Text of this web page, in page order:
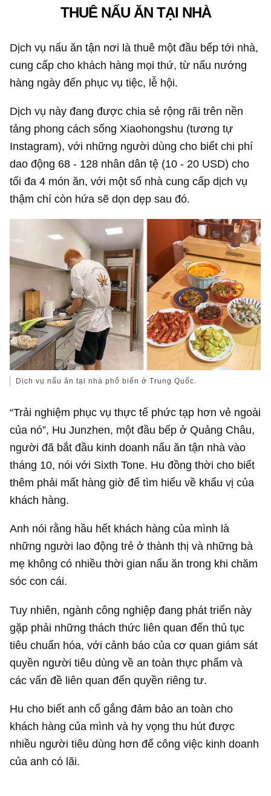
THUÊ NẤU ĂN TẠI NHÀ
Dịch vụ nấu ăn tận nơi là thuê một đầu bếp tới nhà,
cung cấp cho khách hàng mọi thứ, từ nấu nướng
hàng ngày đến phục vụ tiệc, lễ hội.
Dịch vụ này đang được chia sẻ rộng rãi trên nền
tảng phong cách sống Xiaohongshu (tương tự
Instagram), với những người dùng cho biết chi phí
dao động 68 - 128 nhân dân tệ (10 - 20 USD) cho
tối đa 4 món ăn, với một số nhà cung cấp dịch vụ
thậm chí còn hứa sẽ dọn dẹp sau đó.
Dịch vụ nấu ăn tại nhà phổ biến ở Trung Quốc.
“Trải nghiệm phục vụ thực tế phức tạp hơn vẻ ngoài
của nó”, Hu Junzhen, một đầu bếp ở Quảng Châu,
người đã bắt đầu kinh doanh nấu ăn tận nhà vào
tháng 10, nói với Sixth Tone. Hu đồng thời cho biết
thêm phải mất hàng giờ để tìm hiểu về khẩu vị của
khách hàng.
Anh nói rằng hầu hết khách hàng của mình là
những người lao động trẻ ở thành thị và những bà
mẹ không có nhiều thời gian nấu ăn trong khi chăm
sóc con cái.
Tuy nhiên, ngành công nghiệp đang phát triển này
gặp phải những thách thức liên quan đến thủ tục
tiêu chuẩn hóa, với cảnh báo của cơ quan giám sát
quyền người tiêu dùng về an toàn thực phẩm và
các vấn đề liên quan đến quyền riêng tư.
Hu cho biết anh cố gắng đảm bảo an toàn cho
khách hàng của mình và hy vọng thu hút được
nhiều người tiêu dùng hơn để công việc kinh doanh
của anh có lãi.